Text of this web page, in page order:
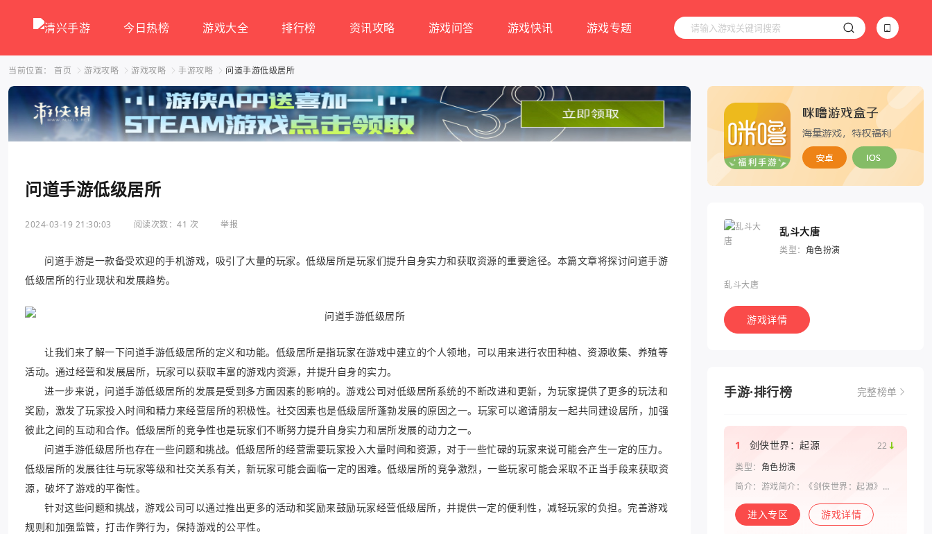
今日热榜 游戏大全 排行榜 资讯攻略 游戏问答 游戏快讯 游戏专题
当前位置： 首页 游戏攻略 游戏攻略 手游攻略 问道手游低级居所
问道手游低级居所
2024-03-19 21:30:03 阅读次数：41 次 举报
问道手游是一款备受欢迎的手机游戏，吸引了大量的玩家。低级居所是玩家们提升自身实力和获取资源的重要途径。本篇文章将探讨问道手游
低级居所的行业现状和发展趋势。
让我们来了解一下问道手游低级居所的定义和功能。低级居所是指玩家在游戏中建立的个人领地，可以用来进行农田种植、资源收集、养殖等
活动。通过经营和发展居所，玩家可以获取丰富的游戏内资源，并提升自身的实力。
进一步来说，问道手游低级居所的发展是受到多方面因素的影响的。游戏公司对低级居所系统的不断改进和更新，为玩家提供了更多的玩法和
奖励，激发了玩家投入时间和精力来经营居所的积极性。社交因素也是低级居所蓬勃发展的原因之一。玩家可以邀请朋友一起共同建设居所，加强
彼此之间的互动和合作。低级居所的竞争性也是玩家们不断努力提升自身实力和居所发展的动力之一。
问道手游低级居所也存在一些问题和挑战。低级居所的经营需要玩家投入大量时间和资源，对于一些忙碌的玩家来说可能会产生一定的压力。
低级居所的发展往往与玩家等级和社交关系有关，新玩家可能会面临一定的困难。低级居所的竞争激烈，一些玩家可能会采取不正当手段来获取资
源，破坏了游戏的平衡性。
针对这些问题和挑战，游戏公司可以通过推出更多的活动和奖励来鼓励玩家经营低级居所，并提供一定的便利性，减轻玩家的负担。完善游戏
规则和加强监管，打击作弊行为，保持游戏的公平性。
乱斗大唐
类型： 角色扮演
乱斗大唐
游戏详情
手游·排行榜 完整榜单
1 剑侠世界：起源
22
类型： 角色扮演
简介：游戏简介：《剑侠世界：起源》是
系列手游。复刻《剑侠世界》端游玩法和
画面，还原“剑侠情缘”端游时代的特色设
进入专区 游戏详情